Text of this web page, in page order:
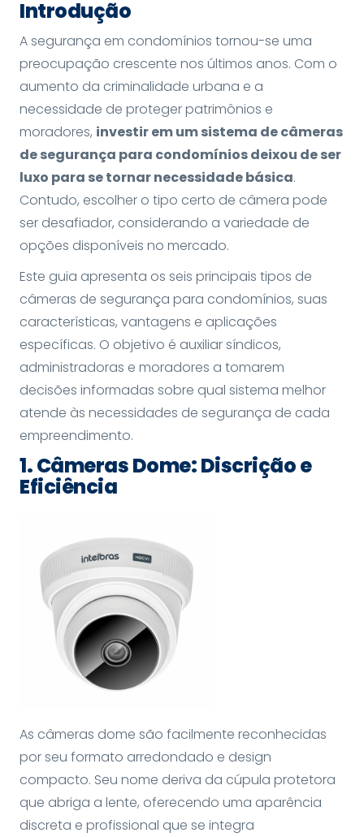
Introdução
A segurança em condomínios tornou-se uma
preocupação crescente nos últimos anos. Com o
aumento da criminalidade urbana e a
necessidade de proteger patrimônios e
moradores, investir em um sistema de câmeras
de segurança para condomínios deixou de ser
luxo para se tornar necessidade básica.
Contudo, escolher o tipo certo de câmera pode
ser desafiador, considerando a variedade de
opções disponíveis no mercado.
Este guia apresenta os seis principais tipos de
câmeras de segurança para condomínios, suas
características, vantagens e aplicações
específicas. O objetivo é auxiliar síndicos,
administradoras e moradores a tomarem
decisões informadas sobre qual sistema melhor
atende às necessidades de segurança de cada
empreendimento.
1. Câmeras Dome: Discrição e
Eficiência
As câmeras dome são facilmente reconhecidas
por seu formato arredondado e design
compacto. Seu nome deriva da cúpula protetora
que abriga a lente, oferecendo uma aparência
discreta e profissional que se integra